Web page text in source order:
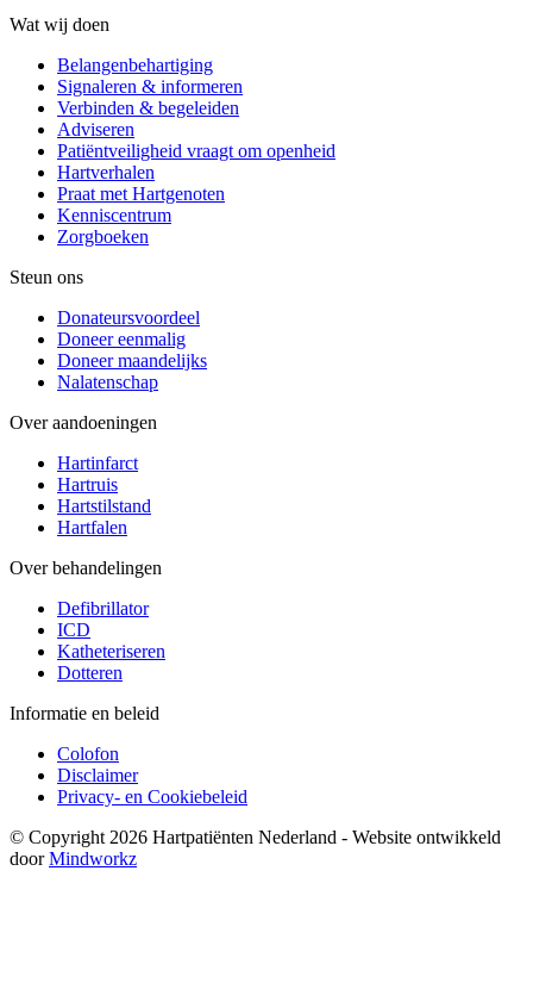
Wat wij doen
Belangenbehartiging
Signaleren & informeren
Verbinden & begeleiden
Adviseren
Patiëntveiligheid vraagt om openheid
Hartverhalen
Praat met Hartgenoten
Kenniscentrum
Zorgboeken
Steun ons
Donateursvoordeel
Doneer eenmalig
Doneer maandelijks
Nalatenschap
Over aandoeningen
Hartinfarct
Hartruis
Hartstilstand
Hartfalen
Over behandelingen
Defibrillator
ICD
Katheteriseren
Dotteren
Informatie en beleid
Colofon
Disclaimer
Privacy- en Cookiebeleid
© Copyright 2026 Hartpatiënten Nederland - Website ontwikkeld
doorMindworkz